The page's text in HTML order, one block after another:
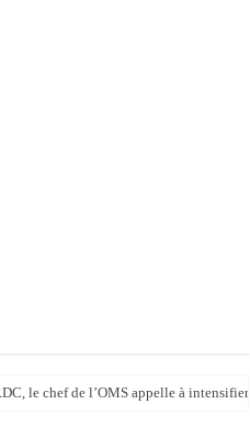
le chef de l’OMS appelle à